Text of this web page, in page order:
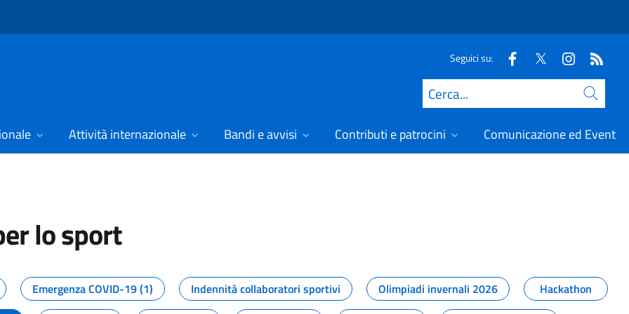
Seguici su:
Cerca
Attività internazionale Bandi e avvisi Contributi e patrocini Comunicazione ed Eventi
lo sport
dal Dipartimento per lo sport
Emergenza COVID-19 (1) Indennità collaboratori sportivi Olimpiadi invernali 2026
Hackathon